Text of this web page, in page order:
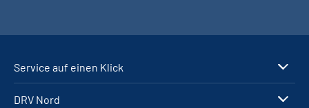
Service auf einen Klick
DRV Nord